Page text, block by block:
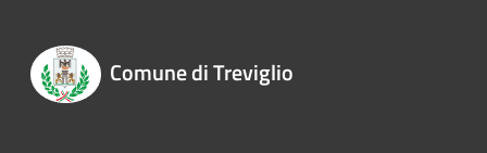
Comune di Treviglio